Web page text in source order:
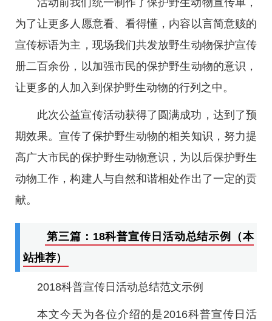
活动前我们统一制作了保护野生动物宣传单，
为了让更多人愿意看、看得懂，内容以言简意赅的
宣传标语为主，现场我们共发放野生动物保护宣传
册二百余份，以加强市民的保护野生动物的意识，
让更多的人加入到保护野生动物的行列之中。
此次公益宣传活动获得了圆满成功，达到了预
期效果。宣传了保护野生动物的相关知识，努力提
高广大市民的保护野生动物意识，为以后保护野生
动物工作，构建人与自然和谐相处作出了一定的贡
献。
第三篇：18科普宣传日活动总结示例（本
站推荐）
2018科普宣传日活动总结范文示例
本文今天为各位介绍的是2016科普宣传日活